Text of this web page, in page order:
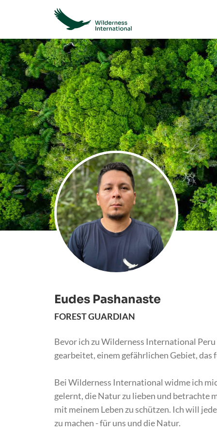
Eudes Pashanaste
FOREST GUARDIAN
Bevor ich zu Wilderness International Peru
gearbeitet, einem gefährlichen Gebiet,
Bei Wilderness International widme ich
gelernt, die Natur zu lieben und betrachte
mit meinem Leben zu schützen. Ich will
zu machen - für uns und die Natur.